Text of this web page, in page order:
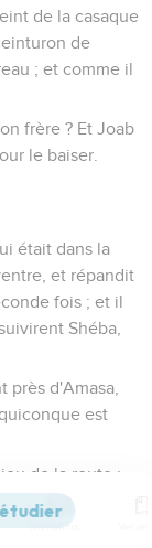
de la casaque
de
; et comme il
frère ? Et Joab
le baiser.
était dans la
et répandit
fois ; et il
Shéba,
près d'Amasa,
est
de la route ;
il tira
un vêtement